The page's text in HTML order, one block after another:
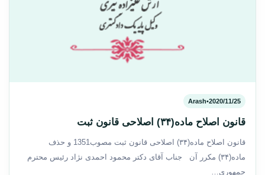
2020/11/25
•
Arash
قانون اصلاح ماده(۳۴) اصلاحی قانون ثبت
قانون اصلاح ماده(۳۴) اصلاحی قانون ثبت مصوب1351 و حذف
ماده(۳۴) مکرر آن جناب آقای دکتر محمود احمدی نژاد رئیس محترم
جمهوری…